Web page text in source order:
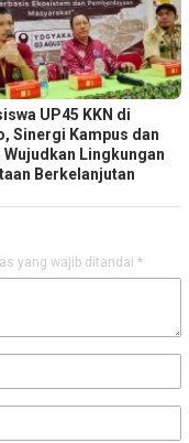
UP45 KKN di
Sinergi Kampus dan
Wujudkan Lingkungan
Berkelanjutan
yang wajib ditandai *